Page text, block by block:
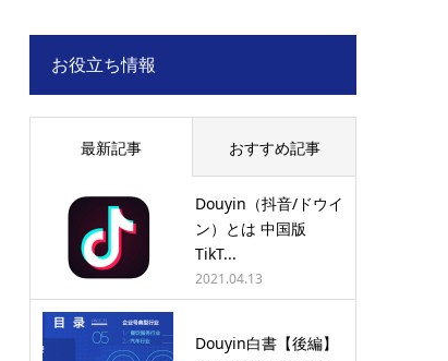
お役立ち情報
最新記事 おすすめ記事
Douyin（抖音/ドウイ
ン）とは 中国版
TikT...
2021.04.13
Douyin白書【後編】